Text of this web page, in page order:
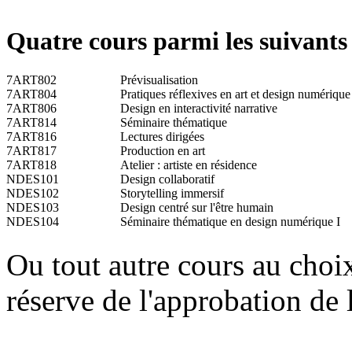
Quatre cours parmi les
7ART802
Prévisualisation
7ART804
Pratiques réflexives en art et design numérique
7ART806
Design en interactivité narrative
7ART814
Séminaire thématique
7ART816
Lectures dirigées
7ART817
Production en art
7ART818
Atelier : artiste en résidence
NDES101
Design collaboratif
NDES102
Storytelling immersif
NDES103
Design centré sur l'être humain
NDES104
Séminaire thématique en design numérique I
Ou tout autre cours au
réserve de l'approbation